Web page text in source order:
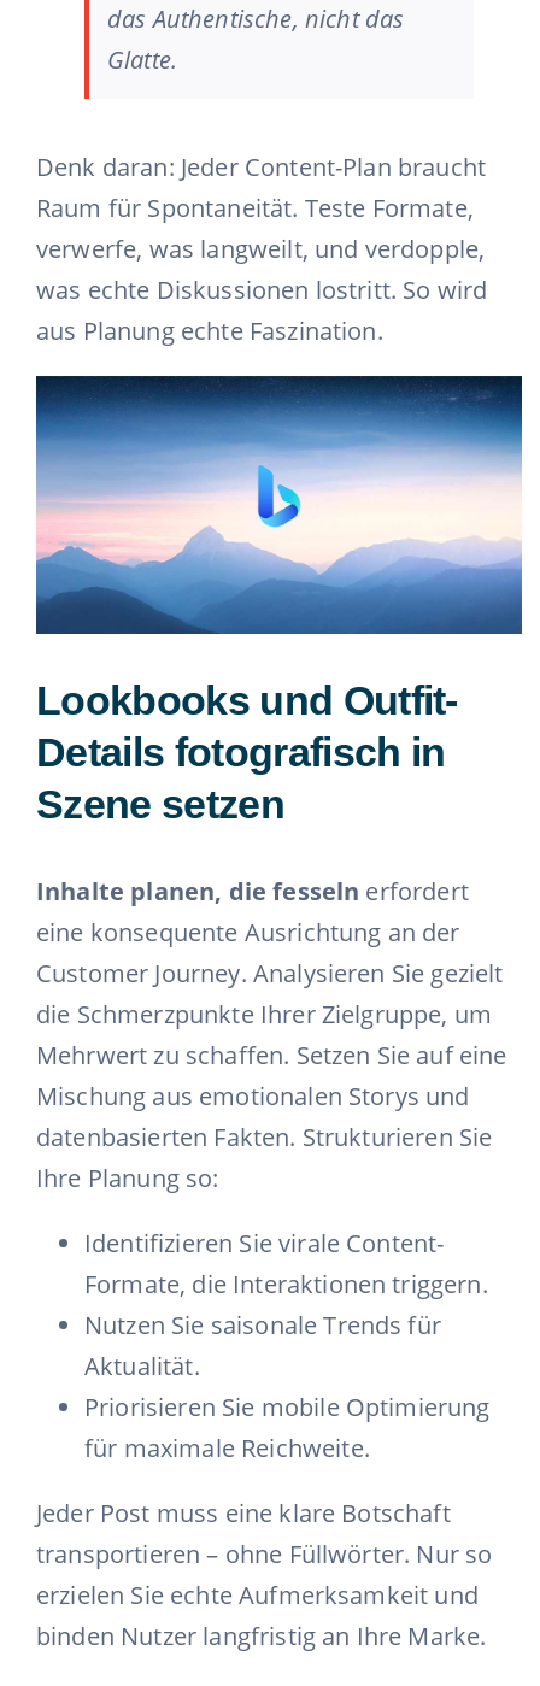
das Authentische, nicht das
Glatte.
Denk daran: Jeder Content-Plan braucht
Raum für Spontaneität. Teste Formate,
verwerfe, was langweilt, und verdopple,
was echte Diskussionen lostritt. So wird
aus Planung echte Faszination.
Lookbooks und Outfit-
Details fotografisch in
Szene setzen
Inhalte planen, die fesseln erfordert
eine konsequente Ausrichtung an der
Customer Journey. Analysieren Sie gezielt
die Schmerzpunkte Ihrer Zielgruppe, um
Mehrwert zu schaffen. Setzen Sie auf eine
Mischung aus emotionalen Storys und
datenbasierten Fakten. Strukturieren Sie
Ihre Planung so:
Identifizieren Sie virale Content-
Formate, die Interaktionen triggern.
Nutzen Sie saisonale Trends für
Aktualität.
Priorisieren Sie mobile Optimierung
für maximale Reichweite.
Jeder Post muss eine klare Botschaft
transportieren – ohne Füllwörter. Nur so
erzielen Sie echte Aufmerksamkeit und
binden Nutzer langfristig an Ihre Marke.